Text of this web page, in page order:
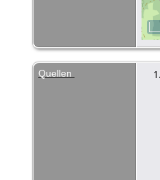
Quellen